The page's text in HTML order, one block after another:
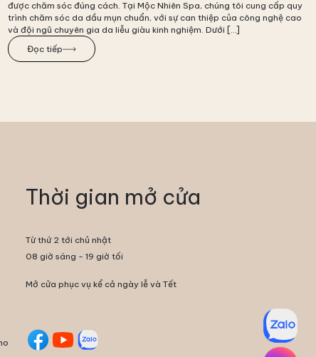
được chăm sóc đúng cách. Tại Mộc Nhiên Spa, chúng tôi cung cấp quy
trình chăm sóc da dầu mụn chuẩn, với sự can thiệp của công nghệ cao
và đội ngũ chuyên gia da liễu giàu kinh nghiệm. Dưới […]
Đọc tiếp
Thời gian mở cửa
Từ thứ 2 tới chủ nhật
08 giờ sáng - 19 giờ tối
Mở cửa phục vụ kể cả ngày lễ và Tết